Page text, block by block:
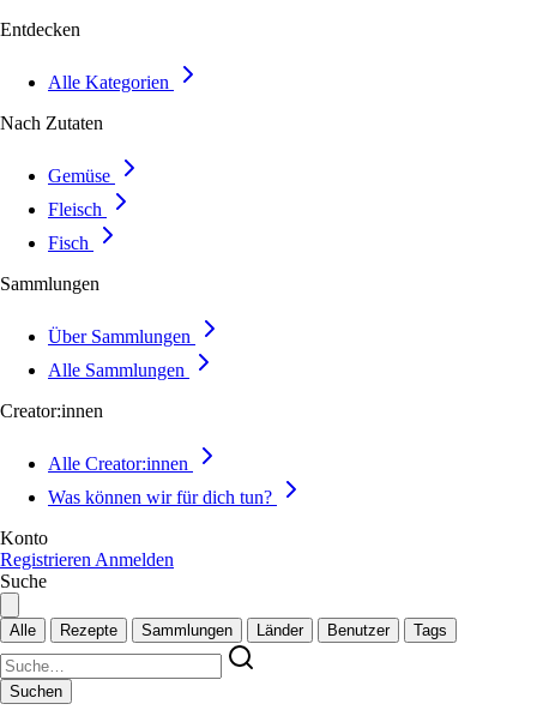
Entdecken
Alle Kategorien
Nach Zutaten
Gemüse
Fleisch
Fisch
Sammlungen
Über Sammlungen
Alle Sammlungen
Creator:innen
Alle Creator:innen
Was können wir für dich tun?
Konto
Registrieren Anmelden
Suche
Alle Rezepte Sammlungen Länder Benutzer Tags
Suchen